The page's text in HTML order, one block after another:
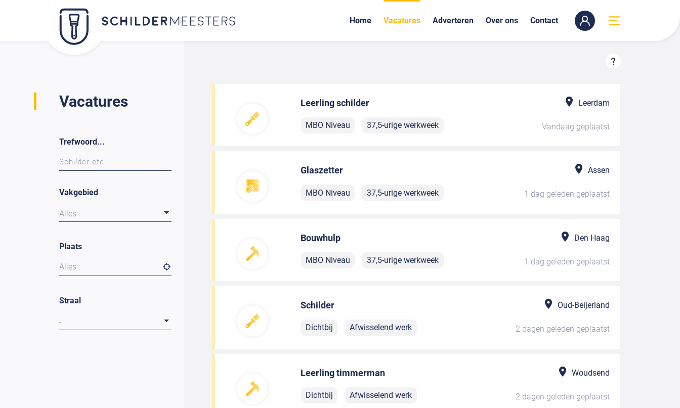
Home Vacatures Adverteren Over ons Contact
Vacatures
Trefwoord...
Vakgebied
Alles
Plaats
Alles
Straal
-
Leerling schilder Leerdam
MBO Niveau 37,5-urige werkweek Vandaag geplaatst
Glaszetter Assen
MBO Niveau 37,5-urige werkweek 1 dag geleden geplaatst
Bouwhulp Den Haag
MBO Niveau 37,5-urige werkweek 1 dag geleden geplaatst
Schilder Oud-Beijerland
Dichtbij Afwisselend werk 2 dagen geleden geplaatst
Leerling timmerman Woudsend
Dichtbij Afwisselend werk 2 dagen geleden geplaatst